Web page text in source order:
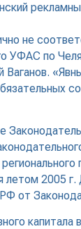
не
УФАС по
2005
от
капитала